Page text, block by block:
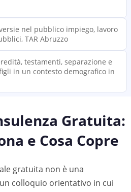
nel pubblico impiego, lavoro
TAR Abruzzo
testamenti, separazione e
in un contesto demografico in
Gratuita:
e Cosa Copre
gratuita non è una
colloquio orientativo in cui